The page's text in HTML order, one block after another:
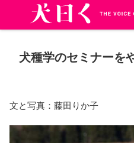
犬種学のセミナーを
文と写真：藤田りか子